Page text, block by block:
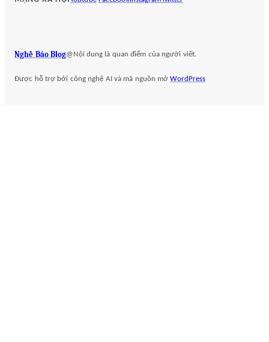
Nghề Báo Blog@Nội dung là quan điểm của người viết.
Được hỗ trợ bởi công nghệ AI và mã nguồn mởWordPress